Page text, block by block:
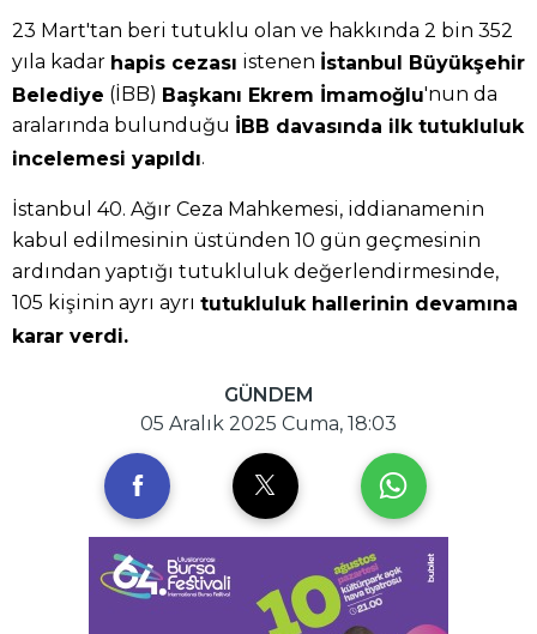
23 Mart'tan beri tutuklu olan ve hakkında 2 bin 352
yıla kadar hapis cezası istenen İstanbul Büyükşehir
Belediye (İBB) Başkanı Ekrem İmamoğlu'nun da
aralarında bulunduğu İBB davasında ilk tutukluluk
incelemesi yapıldı.
İstanbul 40. Ağır Ceza Mahkemesi, iddianamenin
kabul edilmesinin üstünden 10 gün geçmesinin
ardından yaptığı tutukluluk değerlendirmesinde,
105 kişinin ayrı ayrı tutukluluk hallerinin devamına
karar verdi.
GÜNDEM
05 Aralık 2025 Cuma, 18:03